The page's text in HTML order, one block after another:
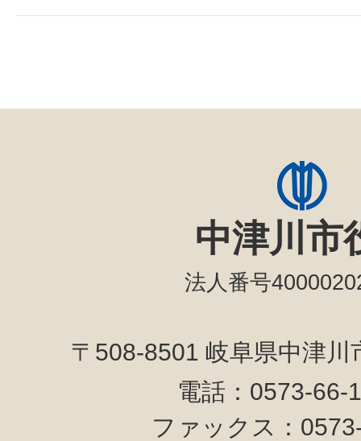
中津川市
法人番号
〒508-8501 岐阜県中津
電話：0573-
ファックス：